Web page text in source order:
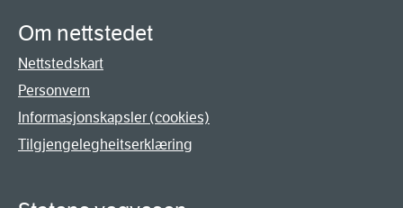
Om nettstedet
Nettstedskart
Personvern
Informasjonskapsler (cookies)
Tilgjengelegheitserklæring